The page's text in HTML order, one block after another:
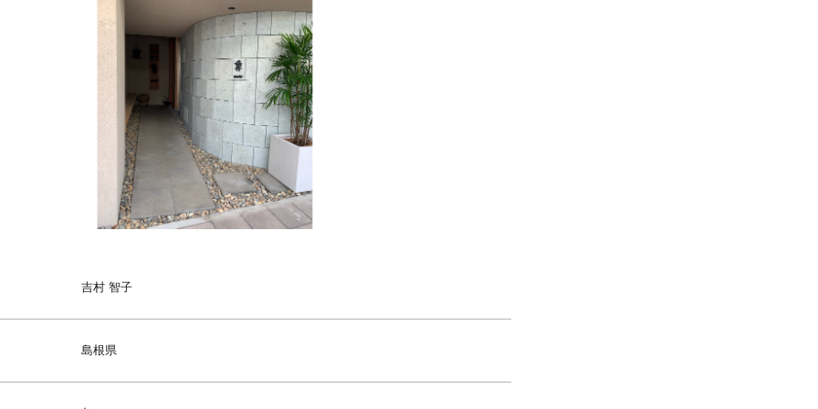
吉村 智子
島根県